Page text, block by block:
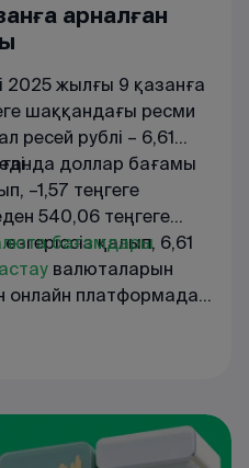
арналған
2025 жылғы 9 қазанға
шаққандағы ресми
ресей рублі – 6,61
доллар бағамы
–1,57 теңгеге
540,06 теңгеге
қалып, 6,61
бағамдары
валюталарын
онлайн платформада